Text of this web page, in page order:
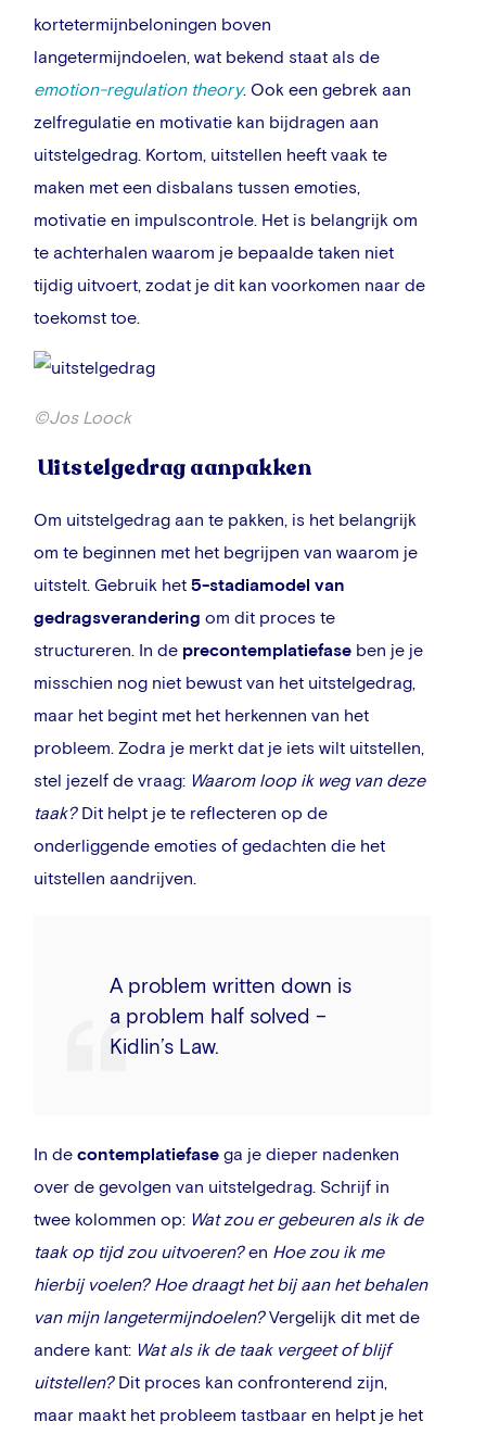
kortetermijnbeloningen boven
langetermijndoelen, wat bekend staat als de
emotion-regulation theory. Ook een gebrek aan
zelfregulatie en motivatie kan bijdragen aan
uitstelgedrag. Kortom, uitstellen heeft vaak te
maken met een disbalans tussen emoties,
motivatie en impulscontrole. Het is belangrijk om
te achterhalen waarom je bepaalde taken niet
tijdig uitvoert, zodat je dit kan voorkomen naar de
toekomst toe.
©Jos Loock
Uitstelgedragaanpakken
Om uitstelgedrag aan te pakken, is het belangrijk
om te beginnen met het begrijpen van waarom je
uitstelt. Gebruik het5-stadiamodel van
gedragsverandering om dit proces te
structureren. In de precontemplatiefase ben je je
misschien nog niet bewust van het uitstelgedrag,
maar het begint met het herkennen van het
probleem. Zodra je merkt dat je iets wilt uitstellen,
stel jezelf de vraag: Waarom loop ik weg van deze
taak?Dit helpt je te reflecteren op de
onderliggende emoties of gedachten die het
uitstellen aandrijven.
A problemwrittendown is
a problem half solved –
Kidlin’s Law.
In decontemplatiefasega je dieper nadenken
over de gevolgen van uitstelgedrag. Schrijf in
twee kolommen op: Wat zou er gebeuren als ik de
taak op tijd zou uitvoeren?en Hoe zou ik me
hierbij voelen? Hoe draagt het bij aan het behalen
van mijn langetermijndoelen?Vergelijk dit met de
andere kant: Wat als ik de taak vergeet of blijf
uitstellen?Dit proces kan confronterend zijn,
maar maakt het probleem tastbaar en helpt je het